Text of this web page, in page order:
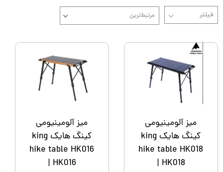
مرتبط‌ترین
میز آلومینیومی
کینگ هایک king
hike table HK018
| HK018
میز آلومینیومی
کینگ هایک king
hike table HK016
| HK016